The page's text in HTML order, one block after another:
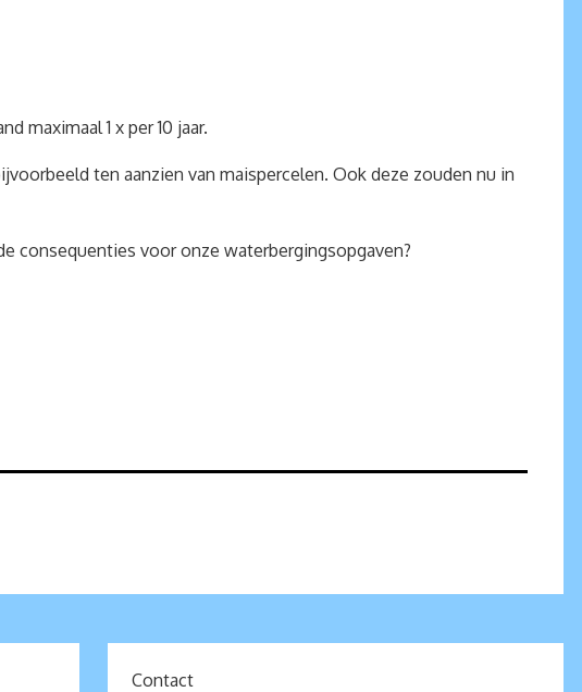
maximaal 1 x per 10 jaar.
ten aanzien van maispercelen. Ook deze zouden nu in
consequenties voor onze waterbergingsopgaven?
Contact